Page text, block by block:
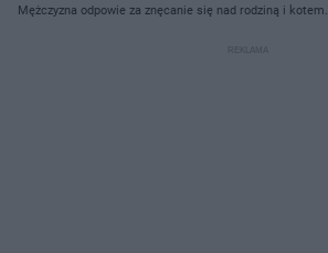
Mężczyzna odpowie za znęcanie się nad rodziną i kotem.